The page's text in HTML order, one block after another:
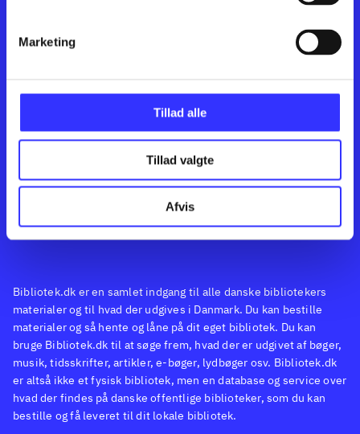
Marketing
Tillad alle
Tillad valgte
Afvis Feedback
Bibliotek.dk er en samlet indgang til alle danske bibliotekers
materialer og til hvad der udgives i Danmark. Du kan bestille
materialer og så hente og låne på dit eget bibliotek. Du kan
bruge Bibliotek.dk til at søge frem, hvad der er udgivet af bøger,
musik, tidsskrifter, artikler, e-bøger, lydbøger osv. Bibliotek.dk
er altså ikke et fysisk bibliotek, men en database og service over
hvad der findes på danske offentlige biblioteker, som du kan
bestille og få leveret til dit lokale bibliotek.
Kontakt os
Leverandører
English
Artikler
Film
Musik
Noder